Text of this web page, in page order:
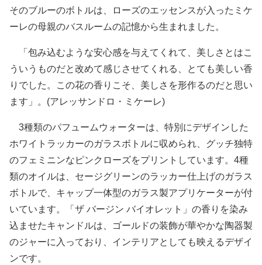
そのブルーのボトルは、ローズのエッセンスが入ったミケ
ーレの母親のバスルームの記憶から生まれました。
「包み込むような安心感を与えてくれて、美しさとはこ
ういうものだと改めて感じさせてくれる、とても美しい香
りでした。この花の香りこそ、美しさを形作るのだと思い
ます」。(アレッサンドロ・ミケーレ)
3種類のパフュームウォーターは、特別にデザインした
ホワイトラッカーのガラスボトルに収められ、グッチ独特
のフェミニンなピンクローズをプリントしています。4種
類のオイルは、セージグリーンのラッカー仕上げのガラス
ボトルで、キャップ一体型のガラス製アプリケーターが付
いています。「ザ バージン バイオレット」の香りを染み
込ませたキャンドルは、ゴールドの装飾が華やかな陶器製
のジャーに入っており、インテリアとしても映えるデザイ
ンです。